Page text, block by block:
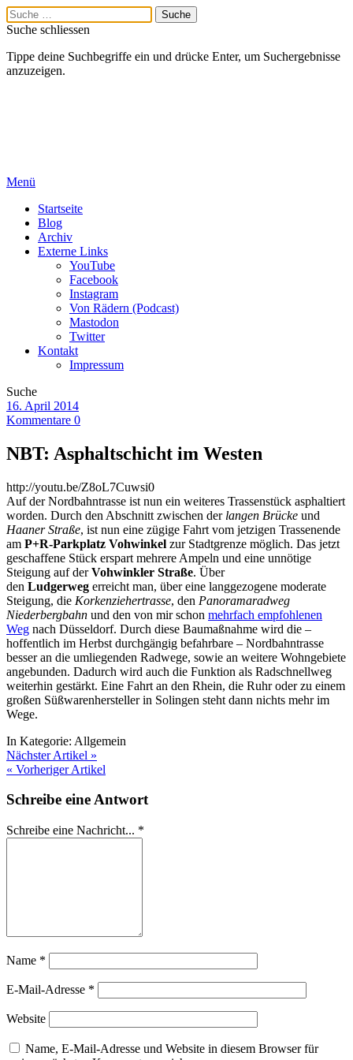
Suche schliessen
Tippe deine Suchbegriffe ein und drücke Enter, um Suchergebnisse
anzuzeigen.
Menü
Startseite
Blog
Archiv
Externe Links
YouTube
Facebook
Instagram
Von Rädern (Podcast)
Mastodon
Twitter
Kontakt
Impressum
Suche
16. April 2014
Kommentare 0
NBT: Asphaltschicht im Westen
http://youtu.be/Z8oL7Cuwsi0
Auf der Nordbahntrasse ist nun ein weiteres Trassenstück asphaltiert
worden. Durch den Abschnitt zwischen der langen Brücke und
Haaner Straße, ist nun eine zügige Fahrt vom jetzigen Trassenende
am P+R-Parkplatz Vohwinkel zur Stadtgrenze möglich. Das jetzt
geschaffene Stück erspart mehrere Ampeln und eine unnötige
Steigung auf derVohwinkler Straße. Über
den Ludgerweg erreicht man, über eine langgezogene moderate
Steigung, die Korkenziehertrasse, den Panoramaradweg
Niederbergbahn und den von mir schon mehrfach empfohlenen
Weg nach Düsseldorf. Durch diese Baumaßnahme wird die –
hoffentlich im Herbst durchgängig befahrbare – Nordbahntrasse
besser an die umliegenden Radwege, sowie an weitere Wohngebiete
angebunden. Dadurch wird auch die Funktion als Radschnellweg
weiterhin gestärkt. Eine Fahrt an den Rhein, die Ruhr oder zu einem
großen Süßwarenhersteller in Solingen steht dann nichts mehr im
Wege.
In Kategorie: Allgemein
Nächster Artikel »
« Vorheriger Artikel
Schreibe eine Antwort
Schreibe eine Nachricht... *
Name *
E-Mail-Adresse *
Website
Name, E-Mail-Adresse und Website in diesem Browser für